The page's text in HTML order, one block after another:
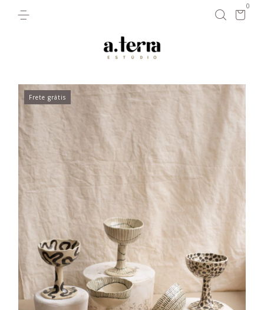
0
Frete grátis